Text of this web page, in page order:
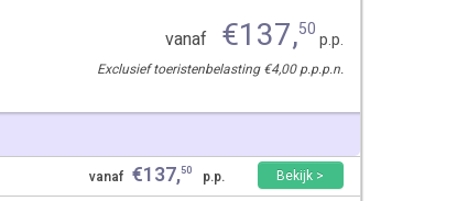
vanaf €137,50p.p.
Exclusief toeristenbelasting €4,00 p.p.p.n.
vanaf €137,50 p.p. Bekijk >